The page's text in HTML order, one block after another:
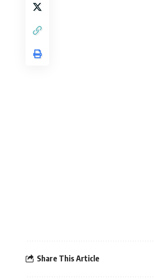
Share This Article